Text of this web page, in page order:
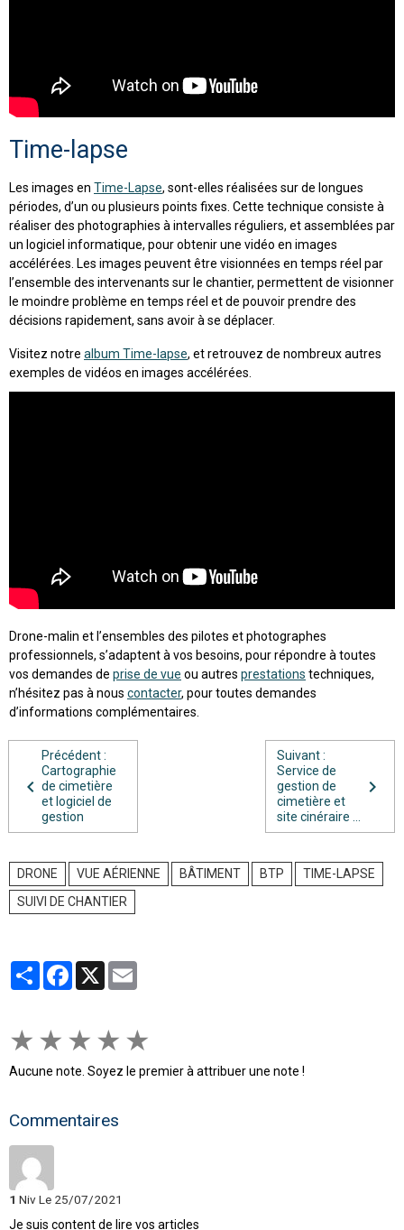
Time-lapse
Les images en Time-Lapse, sont-elles réalisées sur de longues
périodes, d’un ou plusieurs points fixes. Cette technique consiste à
réaliser des photographies à intervalles réguliers, et assemblées par
un logiciel informatique, pour obtenir une vidéo en images
accélérées. Les images peuvent être visionnées en temps réel par
l’ensemble des intervenants sur le chantier, permettent de visionner
le moindre problème en temps réel et de pouvoir prendre des
décisions rapidement, sans avoir à se déplacer.
Visitez notre album Time-lapse, et retrouvez de nombreux autres
exemples de vidéos en images accélérées.
Drone-malin et l’ensembles des pilotes et photographes
professionnels, s’adaptent à vos besoins, pour répondre à toutes
vos demandes de prise de vue ou autres prestations techniques,
n’hésitez pas à nous contacter, pour toutes demandes
d’informations complémentaires.
Précédent :
Cartographie
de cimetière
et logiciel de
gestion
Suivant :
Service de
gestion de
cimetière et
site cinéraire ...
DRONE VUE AÉRIENNE BÂTIMENT BTP
TIME-LAPSE
SUIVI DE CHANTIER
PartagerFacebook
X
★ ★ ★ ★ ★
Aucune note. Soyez le premier à attribuer une note !
Commentaires
1 NivLe 25/07/2021
Je suis content de lire vos articles